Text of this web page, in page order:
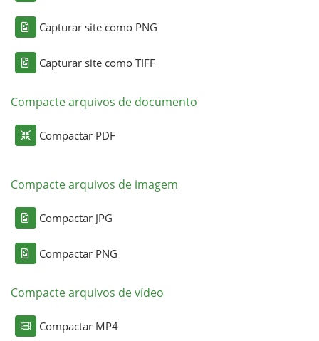
Capturar site como PNG
Capturar site como TIFF
Compacte arquivos de documento
Compactar PDF
Compacte arquivos de imagem
Compactar JPG
Compactar PNG
Compacte arquivos de vídeo
Compactar MP4